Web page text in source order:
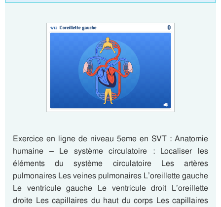
Exercice en ligne de niveau 5eme en SVT : Anatomie
humaine – Le système circulatoire : Localiser les
éléments du système circulatoire Les artères
pulmonaires Les veines pulmonaires L’oreillette gauche
Le ventricule gauche Le ventricule droit L’oreillette
droite Les capillaires du haut du corps Les capillaires